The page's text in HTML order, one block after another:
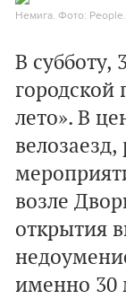
Немига. Фото:
В субботу,
городской
лето». В
возле
открытия
именно 30